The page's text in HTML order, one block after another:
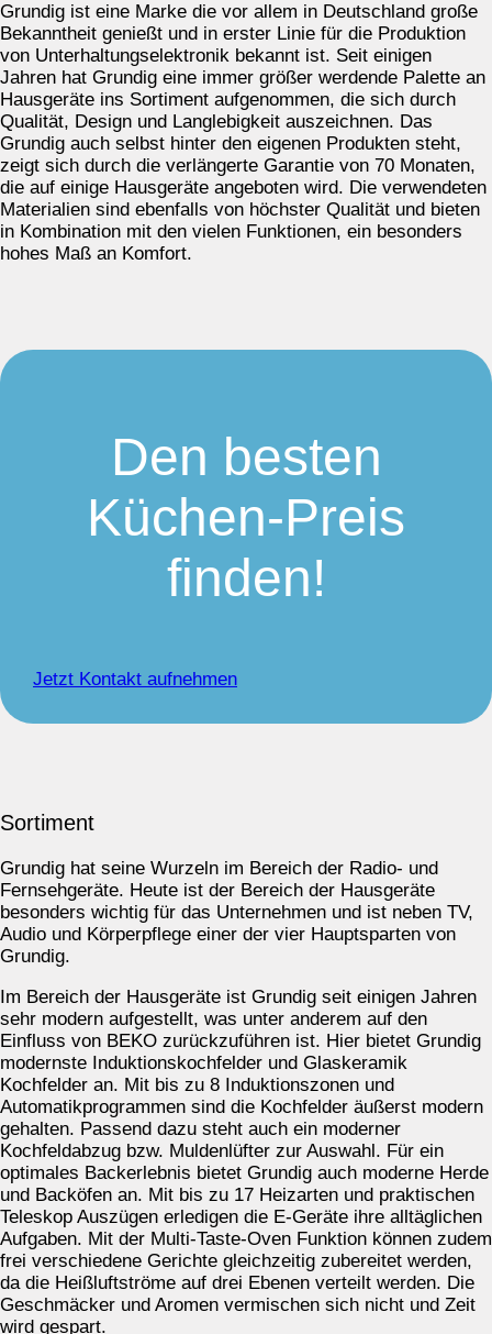
Grundig ist eine Marke die vor allem in Deutschland große
Bekanntheit genießt und in erster Linie für die Produktion
von Unterhaltungselektronik bekannt ist. Seit einigen
Jahren hat Grundig eine immer größer werdende Palette an
Hausgeräte ins Sortiment aufgenommen, die sich durch
Qualität, Design und Langlebigkeit auszeichnen. Das
Grundig auch selbst hinter den eigenen Produkten steht,
zeigt sich durch die verlängerte Garantie von 70 Monaten,
die auf einige Hausgeräte angeboten wird. Die verwendeten
Materialien sind ebenfalls von höchster Qualität und bieten
in Kombination mit den vielen Funktionen, ein besonders
hohes Maß an Komfort.
Den besten
Küchen-Preis
finden!
Jetzt Kontakt aufnehmen
Sortiment
Grundig hat seine Wurzeln im Bereich der Radio- und
Fernsehgeräte. Heute ist der Bereich der Hausgeräte
besonders wichtig für das Unternehmen und ist neben TV,
Audio und Körperpflege einer der vier Hauptsparten von
Grundig.
Im Bereich der Hausgeräte ist Grundig seit einigen Jahren
sehr modern aufgestellt, was unter anderem auf den
Einfluss von BEKO zurückzuführen ist. Hier bietet Grundig
modernste Induktionskochfelder und Glaskeramik
Kochfelder an. Mit bis zu 8 Induktionszonen und
Automatikprogrammen sind die Kochfelder äußerst modern
gehalten. Passend dazu steht auch ein moderner
Kochfeldabzug bzw. Muldenlüfter zur Auswahl. Für ein
optimales Backerlebnis bietet Grundig auch moderne Herde
und Backöfen an. Mit bis zu 17 Heizarten und praktischen
Teleskop Auszügen erledigen die E-Geräte ihre alltäglichen
Aufgaben. Mit der Multi-Taste-Oven Funktion können zudem
frei verschiedene Gerichte gleichzeitig zubereitet werden,
da die Heißluftströme auf drei Ebenen verteilt werden. Die
Geschmäcker und Aromen vermischen sich nicht und Zeit
wird gespart.